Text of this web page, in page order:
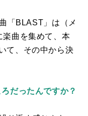
「 BLAST 」は（メ
楽曲を集めて、本
て、その中から決
だったんですか？